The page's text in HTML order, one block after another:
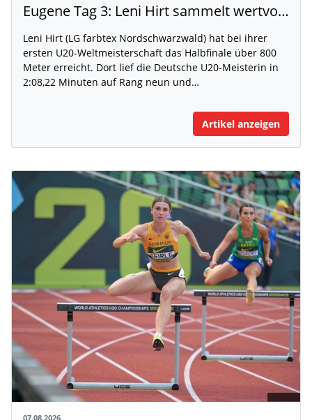
Eugene Tag 3: Leni Hirt sammelt wertvolle WM-Erfahrung
Leni Hirt (LG farbtex Nordschwarzwald) hat bei ihrer
ersten U20-Weltmeisterschaft das Halbfinale über 800
Meter erreicht. Dort lief die Deutsche U20-Meisterin in
2:08,22 Minuten auf Rang neun und…
Artikel anzeigen